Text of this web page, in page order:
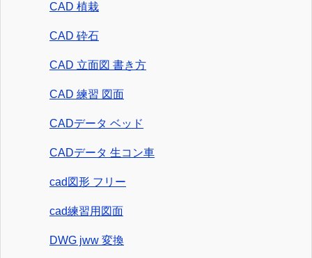
CAD 植栽
CAD 砕石
CAD 立面図 書き方
CAD 練習 図面
CADデータ ベッド
CADデータ 生コン車
cad図形 フリー
cad練習用図面
DWG jww 変換